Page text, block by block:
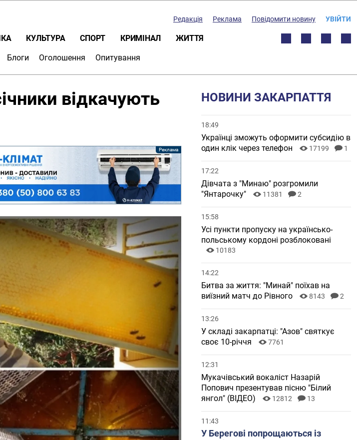
Редакція Реклама Повідомити новину УВІЙТИ
КУЛЬТУРА СПОРТ КРИМІНАЛ ЖИТТЯ
Блоги Оголошення Опитування
відкачують
НОВИНИ ЗАКАРПАТТЯ
18:49
Українці зможуть оформити субсидію в
один клік через телефон
17199 1
17:22
Дівчата з "Минаю" розгромили
"Янтарочку"
11381 2
15:58
Усі пункти пропуску на українсько-
польському кордоні розблоковані
10183
14:22
Битва за життя: "Минай" поїхав на
виїзний матч до Рівного
8143 2
13:26
У складі закарпатці: "Азов" святкує
своє 10-річчя
7761
12:31
Мукачівський вокаліст Назарій
Попович презентував пісню "Білий
янгол" (ВІДЕО)
12812 13
11:43
У Берегові попрощаються із